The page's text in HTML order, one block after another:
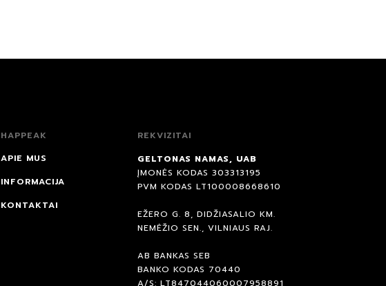
HAPPEAK
APIE MUS
INFORMACIJA
KONTAKTAI
REKVIZITAI
GELTONAS NAMAS, UAB
ĮMONĖS KODAS 303313195
PVM KODAS LT100008668610
EŽERO G. 8, DIDŽIASALIO KM.
NEMĖŽIO SEN., VILNIAUS RAJ.
AB BANKAS SEB
BANKO KODAS 70440
A/S: LT847044060007958891